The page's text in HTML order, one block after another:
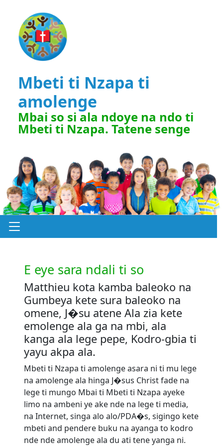
Mbeti ti Nzapa ti
amolenge
Mbai so si ala ndoye na ndo ti
Mbeti ti Nzapa. Tatene senge
E eye sara ndali ti so
Matthieu kota kamba baleoko na
Gumbeya kete sura baleoko na
omene, J�su atene Ala zia kete
emolenge ala ga na mbi, ala
kanga ala lege pepe, Kodro-gbia ti
yayu akpa ala.
Mbeti ti Nzapa ti amolenge asara ni ti mu lege
na amolenge ala hinga J�sus Christ fade na
lege ti mungo Mbai ti Mbeti ti Nzapa ayeke
limo na ambeni ye ake nde na lege ti media,
na Internet, singa alo alo/PDA�s, sigingo kete
mbeti and pendere buku na ayanga to kodro
nde nde amolenge ala du ati tene yanga ni.